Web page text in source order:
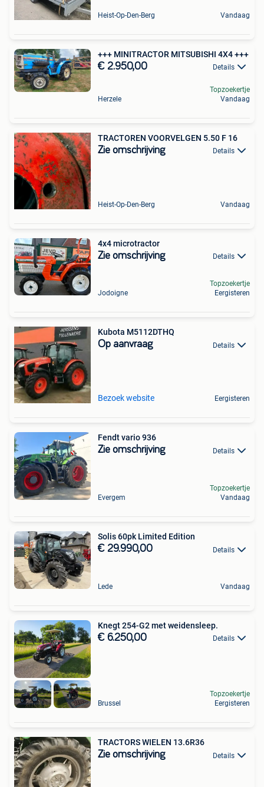
Heist-Op-Den-Berg Vandaag
+++ MINITRACTOR MITSUBISHI 4X4 +++
€ 2.950,00 Details
Herzele
Topzoekertje
Vandaag
TRACTOREN VOORVELGEN 5.50 F 16
Zie omschrijving Details
Heist-Op-Den-Berg Vandaag
4x4 microtractor
Zie omschrijving Details
Jodoigne
Topzoekertje
Eergisteren
Kubota M5112DTHQ
Op aanvraag Details
Bezoek website Eergisteren
Fendt vario 936
Zie omschrijving Details
Evergem
Topzoekertje
Vandaag
Solis 60pk Limited Edition
€ 29.990,00 Details
Lede Vandaag
Knegt 254-G2 met weidensleep.
€ 6.250,00 Details
Brussel
Topzoekertje
Eergisteren
TRACTORS WIELEN 13.6R36
Zie omschrijving Details